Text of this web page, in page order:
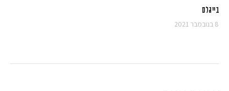
בייגלס
8 בנובמבר 2021